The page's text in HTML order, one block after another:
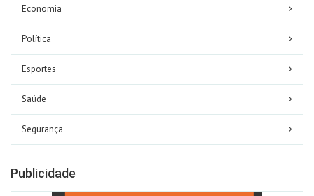
Economia
Política
Esportes
Saúde
Segurança
Publicidade